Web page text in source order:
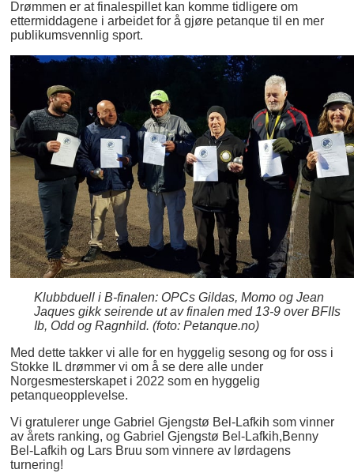
Drømmen er at finalespillet kan komme tidligere om
ettermiddagene i arbeidet for å gjøre petanque til en mer
publikumsvennlig sport.
Klubbduell i B-finalen: OPCs Gildas, Momo og Jean
Jaques gikk seirende ut av finalen med 13-9 over BFIIs
Ib, Odd og Ragnhild. (foto: Petanque.no)
Med dette takker vi alle for en hyggelig sesong og for oss i
Stokke IL drømmer vi om å se dere alle under
Norgesmesterskapet i 2022 som en hyggelig
petanqueopplevelse.
Vi gratulerer unge Gabriel Gjengstø Bel-Lafkih som vinner
av årets ranking, og Gabriel Gjengstø Bel-Lafkih,Benny
Bel-Lafkih og Lars Bruu som vinnere av lørdagens
turnering!